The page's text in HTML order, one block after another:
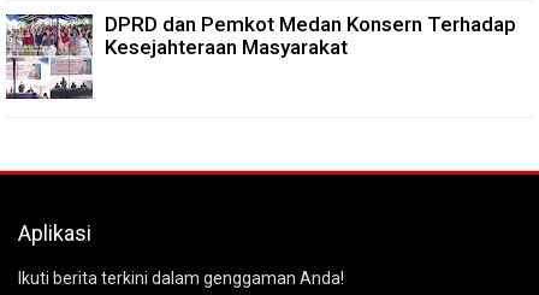
DPRD dan Pemkot Medan Konsern Terhadap
Kesejahteraan Masyarakat
Aplikasi
Ikuti berita terkini dalam genggaman Anda!